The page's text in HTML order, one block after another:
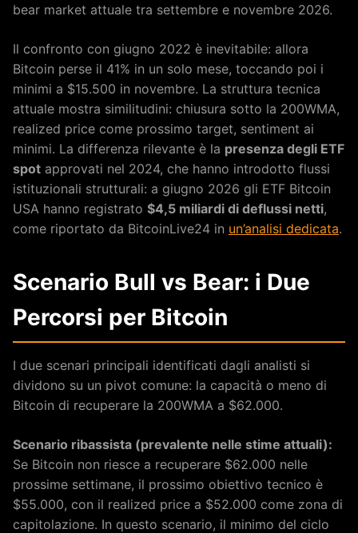
bear market attuale tra settembre e novembre 2026.
Il confronto con giugno 2022 è inevitabile: allora
Bitcoin perse il 41% in un solo mese, toccando poi i
minimi a $15.500 in novembre. La struttura tecnica
attuale mostra similitudini: chiusura sotto la 200WMA,
realized price come prossimo target, sentiment ai
minimi. La differenza rilevante è la presenza degli ETF
spot approvati nel 2024, che hanno introdotto flussi
istituzionali strutturali: a giugno 2026 gli ETF Bitcoin
USA hanno registrato $4,5 miliardi di deflussi netti,
come riportato da BitcoinLive24 in un’analisi dedicata.
Scenario Bull vs Bear: i Due
Percorsi per Bitcoin
I due scenari principali identificati dagli analisti si
dividono su un pivot comune: la capacità o meno di
Bitcoin di recuperare la 200WMA a $62.000.
Scenario ribassista (prevalente nelle stime attuali):
Se Bitcoin non riesce a recuperare $62.000 nelle
prossime settimane, il prossimo obiettivo tecnico è
$55.000, con il realized price a $52.000 come zona di
capitolazione. In questo scenario, il minimo del ciclo